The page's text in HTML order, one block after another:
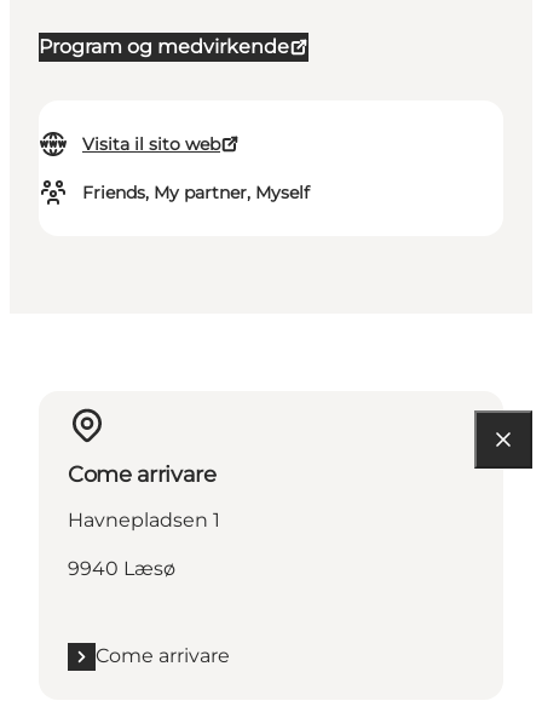
Program og medvirkende
Visita il sito web
Friends, My partner, Myself
Come arrivare
Havnepladsen 1
9940 Læsø
Come arrivare